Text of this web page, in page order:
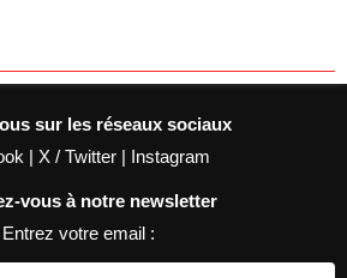
sur les réseaux sociaux
| X / Twitter | Instagram
vous à notre newsletter
Entrez votre email :